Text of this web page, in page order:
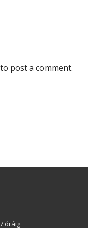
to post a comment.
óráig